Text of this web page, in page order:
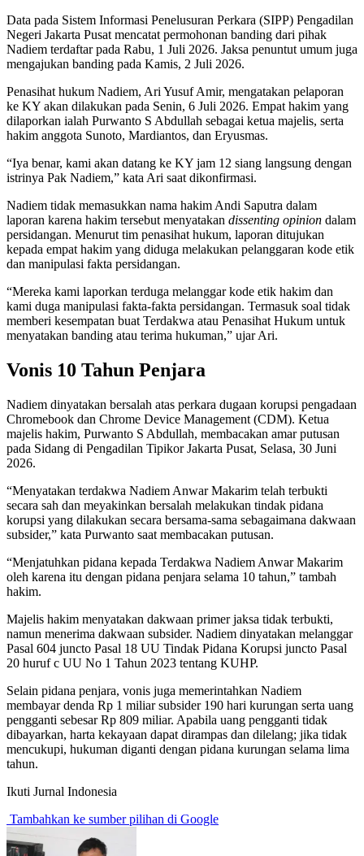
Data pada Sistem Informasi Penelusuran Perkara (SIPP) Pengadilan
Negeri Jakarta Pusat mencatat permohonan banding dari pihak
Nadiem terdaftar pada Rabu, 1 Juli 2026. Jaksa penuntut umum juga
mengajukan banding pada Kamis, 2 Juli 2026.
Penasihat hukum Nadiem, Ari Yusuf Amir, mengatakan pelaporan
ke KY akan dilakukan pada Senin, 6 Juli 2026. Empat hakim yang
dilaporkan ialah Purwanto S Abdullah sebagai ketua majelis, serta
hakim anggota Sunoto, Mardiantos, dan Eryusmas.
“Iya benar, kami akan datang ke KY jam 12 siang langsung dengan
istrinya Pak Nadiem,” kata Ari saat dikonfirmasi.
Nadiem tidak memasukkan nama hakim Andi Saputra dalam
laporan karena hakim tersebut menyatakan dissenting opinion dalam
persidangan. Menurut tim penasihat hukum, laporan ditujukan
kepada empat hakim yang diduga melakukan pelanggaran kode etik
dan manipulasi fakta persidangan.
“Mereka kami laporkan terduga melanggar kode etik hakim dan
kami duga manipulasi fakta-fakta persidangan. Termasuk soal tidak
memberi kesempatan buat Terdakwa atau Penasihat Hukum untuk
menyatakan banding atau terima hukuman,” ujar Ari.
Vonis 10 Tahun Penjara
Nadiem dinyatakan bersalah atas perkara dugaan korupsi pengadaan
Chromebook dan Chrome Device Management (CDM). Ketua
majelis hakim, Purwanto S Abdullah, membacakan amar putusan
pada Sidang di Pengadilan Tipikor Jakarta Pusat, Selasa, 30 Juni
2026.
“Menyatakan terdakwa Nadiem Anwar Makarim telah terbukti
secara sah dan meyakinkan bersalah melakukan tindak pidana
korupsi yang dilakukan secara bersama-sama sebagaimana dakwaan
subsider,” kata Purwanto saat membacakan putusan.
“Menjatuhkan pidana kepada Terdakwa Nadiem Anwar Makarim
oleh karena itu dengan pidana penjara selama 10 tahun,” tambah
hakim.
Majelis hakim menyatakan dakwaan primer jaksa tidak terbukti,
namun menerima dakwaan subsider. Nadiem dinyatakan melanggar
Pasal 604 juncto Pasal 18 UU Tindak Pidana Korupsi juncto Pasal
20 huruf c UU No 1 Tahun 2023 tentang KUHP.
Selain pidana penjara, vonis juga memerintahkan Nadiem
membayar denda Rp 1 miliar subsider 190 hari kurungan serta uang
pengganti sebesar Rp 809 miliar. Apabila uang pengganti tidak
dibayarkan, harta kekayaan dapat dirampas dan dilelang; jika tidak
mencukupi, hukuman diganti dengan pidana kurungan selama lima
tahun.
Ikuti Jurnal Indonesia
Tambahkan ke sumber pilihan di Google